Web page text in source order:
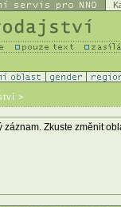
>
záznam. Zkuste změnit